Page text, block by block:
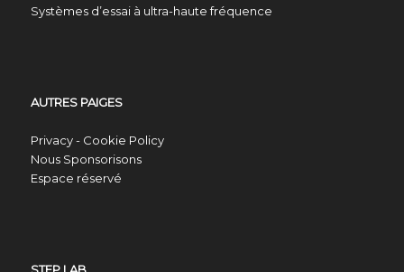
Systèmes d’essai à ultra-haute fréquence
AUTRES PAIGES
Privacy - Cookie Policy
Nous Sponsorisons
Espace réservé
STEP LAB